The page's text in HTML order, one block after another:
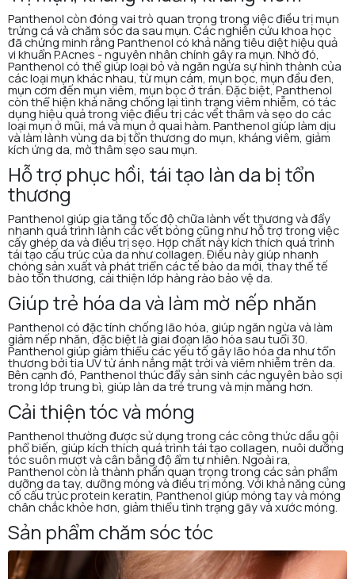
Panthenol còn đóng vai trò quan trọng trong việc điều trị mụn
trứng cá và chăm sóc da sau mụn. Các nghiên cứu khoa học
đã chứng minh rằng Panthenol có khả năng tiêu diệt hiệu quả
vi khuẩn P.Acnes - nguyên nhân chính gây ra mụn. Nhờ đó,
Panthenol có thể giúp loại bỏ và ngăn ngừa sự hình thành của
các loại mụn khác nhau, từ mụn cám, mụn bọc, mụn đầu đen,
mụn cơm đến mụn viêm, mụn bọc ở trán. Đặc biệt, Panthenol
còn thể hiện khả năng chống lại tình trạng viêm nhiễm, có tác
dụng hiệu quả trong việc điều trị các vết thâm và sẹo do các
loại mụn ở mũi, má và mụn ở quai hàm. Panthenol giúp làm dịu
và làm lành vùng da bị tổn thương do mụn, kháng viêm, giảm
kích ứng da, mờ thâm sẹo sau mụn.
Hỗ trợ phục hồi, tái tạo làn da bị tổn
thương
Panthenol giúp gia tăng tốc độ chữa lành vết thương và đẩy
nhanh quá trình lành các vết bỏng cũng như hỗ trợ trong việc
cấy ghép da và điều trị sẹo. Hợp chất này kích thích quá trình
tái tạo cấu trúc của da như collagen. Điều này giúp nhanh
chóng sản xuất và phát triển các tế bào da mới, thay thế tế
bào tổn thương, cải thiện lớp hàng rào bảo vệ da.
Giúp trẻ hóa da và làm mờ nếp nhăn
Panthenol có đặc tính chống lão hóa, giúp ngăn ngừa và làm
giảm nếp nhăn, đặc biệt là giai đoạn lão hóa sau tuổi 30.
Panthenol giúp giảm thiểu các yếu tố gây lão hóa da như tổn
thương bởi tia UV từ ánh nắng mặt trời và viêm nhiễm trên da.
Bên cạnh đó, Panthenol thúc đẩy sản sinh các nguyên bào sợi
trong lớp trung bì, giúp làn da trẻ trung và mịn màng hơn.
Cải thiện tóc và móng
Panthenol thường được sử dụng trong các công thức dầu gội
phổ biến, giúp kích thích quá trình tái tạo collagen, nuôi dưỡng
tóc suôn mượt và cân bằng độ ẩm tự nhiên. Ngoài ra,
Panthenol còn là thành phần quan trọng trong các sản phẩm
dưỡng da tay, dưỡng móng và điều trị móng. Với khả năng củng
cố cấu trúc protein keratin, Panthenol giúp móng tay và móng
chân chắc khỏe hơn, giảm thiểu tình trạng gãy và xước móng.
Sản phẩm chăm sóc tóc